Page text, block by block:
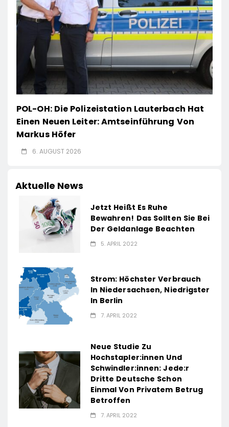
POL-OH: Die Polizeistation Lauterbach Hat
Einen Neuen Leiter: Amtseinführung Von
Markus Höfer
6. AUGUST 2026
Aktuelle News
Jetzt Heißt Es Ruhe
Bewahren! Das Sollten Sie Bei
Der Geldanlage Beachten
5. APRIL 2022
Strom: Höchster Verbrauch
In Niedersachsen, Niedrigster
In Berlin
7. APRIL 2022
Neue Studie Zu
Hochstapler:innen Und
Schwindler:innen: Jede:r
Dritte Deutsche Schon
Einmal Von Privatem Betrug
Betroffen
7. APRIL 2022